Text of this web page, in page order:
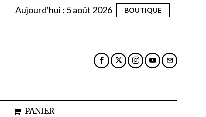
Aujourd'hui : 5 août 2026 BOUTIQUE
PANIER